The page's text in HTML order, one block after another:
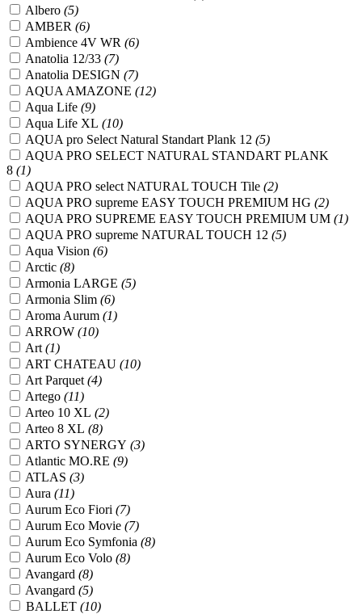
Albero (5)
AMBER (6)
Ambience 4V WR (6)
Anatolia 12/33 (7)
Anatolia DESIGN (7)
AQUA AMAZONE (12)
Aqua Life (9)
Aqua Life XL (10)
AQUA pro Select Natural Standart Plank 12 (5)
AQUA PRO SELECT NATURAL STANDART PLANK
8 (1)
AQUA PRO select NATURAL TOUCH Tile (2)
AQUA PRO supreme EASY TOUCH PREMIUM HG (2)
AQUA PRO SUPREME EASY TOUCH PREMIUM UM (1)
AQUA PRO supreme NATURAL TOUCH 12 (5)
Aqua Vision (6)
Arctic (8)
Armonia LARGE (5)
Armonia Slim (6)
Aroma Aurum (1)
ARROW (10)
Art (1)
ART CHATEAU (10)
Art Parquet (4)
Artego (11)
Arteo 10 XL (2)
Arteo 8 XL (8)
ARTO SYNERGY (3)
Atlantic MO.RE (9)
ATLAS (3)
Aura (11)
Aurum Eco Fiori (7)
Aurum Eco Movie (7)
Aurum Eco Symfonia (8)
Aurum Eco Volo (8)
Avangard (8)
Avangard (5)
BALLET (10)